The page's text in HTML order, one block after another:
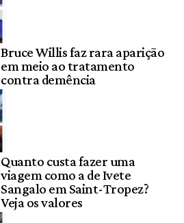
Bruce Willis faz rara aparição
em meio ao tratamento
contra demência
Quanto custa fazer uma
viagem como a de Ivete
Sangalo em Saint-Tropez?
Veja os valores